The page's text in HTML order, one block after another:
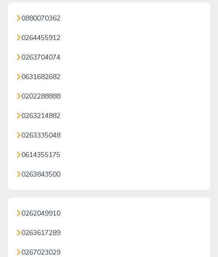
0880070362
0264455912
0263704074
0631682682
0202288888
0263214882
0263335048
0614355175
0263843500
0262049910
0263617289
0267023029